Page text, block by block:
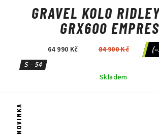
GRAVEL KOLO
GRX600
GREY/ANTHRACITE
64 990 Kč 84 900 Kč
S - 54
Skladem
NOVINKA